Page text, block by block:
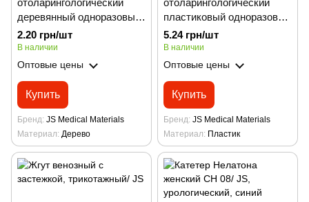
деревянный одноразовый
стерильный 150*18 мм/ JS
2.20 грн/шт
В наличии
Оптовые цены
Купить
Бренд JS Medical Materials
Материал Дерево
пластиковый одноразовый
стерильный 150*19 мм/ JS
5.24 грн/шт
В наличии
Оптовые цены
Купить
Бренд JS Medical Materials
Материал
Пластик